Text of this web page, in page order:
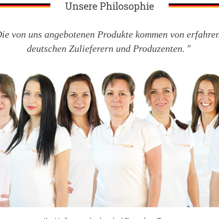
Unsere Philosophie
von uns angebotenen Produkte kommen von
deutschen Zulieferern und Produzenten.